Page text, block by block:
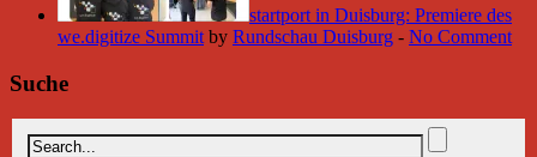
startport in Duisburg: Premiere des
we.digitize Summit by Rundschau Duisburg - No Comment
Suche